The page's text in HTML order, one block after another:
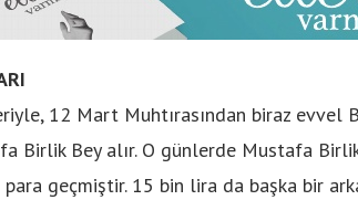
12 Mart Muhtırasından biraz evvel
Birlik Bey alır. O günlerde Mustafa
geçmiştir. 15 bin lira da başka bir